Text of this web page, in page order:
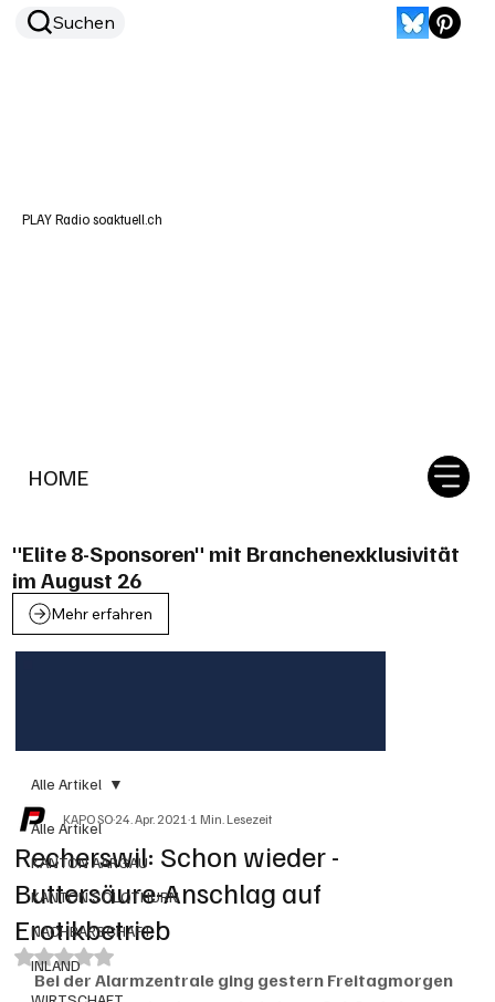
HOME
Suchen
PLAY Radio soaktuell.ch
"Elite 8-Sponsoren" mit Branchenexklusivität
im August 26
Mehr erfahren
Alle Artikel
KANTON AARGAU
KANTON SOLOTHURN
NACHBARSCHAFT
INLAND
Alle Artikel
Recherswil: Schon wieder -
Buttersäure-Anschlag auf
Erotikbetrieb
KAPO SO24. Apr. 20211 Min. Lesezeit
Mit NaN von 5 Sternen bewertet.
Bei der Alarmzentrale ging gestern Freitagmorgen